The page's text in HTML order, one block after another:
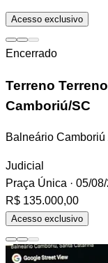
Acesso exclusivo
Encerrado
Terreno
Camboriú/SC
Balneário Camboriú
Judicial
Praça Única · 05/
R$ 135.000,00
Acesso exclusivo